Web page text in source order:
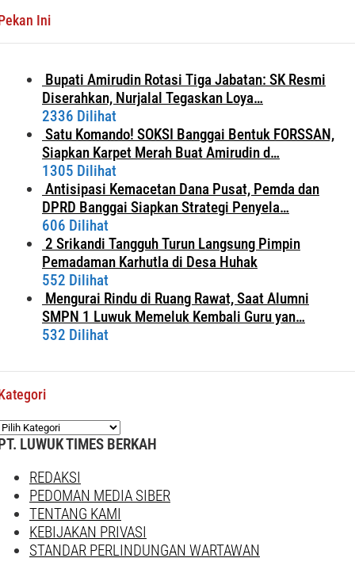
Ini
Bupati Amirudin Rotasi Tiga Jabatan: SK Resmi
Diserahkan, Nurjalal Tegaskan Loya…
2336 Dilihat
Satu Komando! SOKSI Banggai Bentuk FORSSAN,
Siapkan Karpet Merah Buat Amirudin d…
1305 Dilihat
Antisipasi Kemacetan Dana Pusat, Pemda dan
DPRD Banggai Siapkan Strategi Penyela…
606 Dilihat
2 Srikandi Tangguh Turun Langsung Pimpin
Pemadaman Karhutla di Desa Huhak
552 Dilihat
Mengurai Rindu di Ruang Rawat, Saat Alumni
SMPN 1 Luwuk Memeluk Kembali Guru yan…
532 Dilihat
LUWUK TIMES BERKAH
REDAKSI
PEDOMAN MEDIA SIBER
TENTANG KAMI
KEBIJAKAN PRIVASI
STANDAR PERLINDUNGAN WARTAWAN